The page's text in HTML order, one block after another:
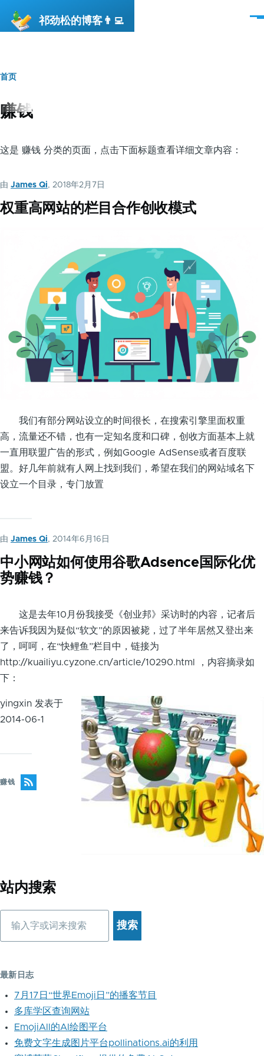
祁劲松的博客👨‍💻
菜
面
包
屑
首页
赚钱
这是 赚钱 分类的页面，点击下面标题查看详细文章内容：
由 James Qi, 2018年2月7日
权重高网站的栏目合作创收模式
我们有部分网站设立的时间很长，在搜索引擎里面权重
高，流量还不错，也有一定知名度和口碑，创收方面基本上就
一直用联盟广告的形式，例如Google AdSense或者百度联
盟。好几年前就有人网上找到我们，希望在我们的网站域名下
设立一个目录，专门放置
由 James Qi, 2014年6月16日
中小网站如何使用谷歌Adsence国际化优
势赚钱？
这是去年10月份我接受《创业邦》采访时的内容，记者后
来告诉我因为疑似“软文”的原因被毙，过了半年居然又登出来
了，呵呵，在“快鲤鱼”栏目中，链接为
http://kuailiyu.cyzone.cn/article/10290.html ，内容摘录如
下：
yingxin 发表于
2014-06-1
赚钱
站内搜索
最新日志
7月17日“世界Emoji日”的播客节目
多库学区查询网站
EmojiAll的AI绘图平台
免费文字生成图片平台pollinations.ai的利用